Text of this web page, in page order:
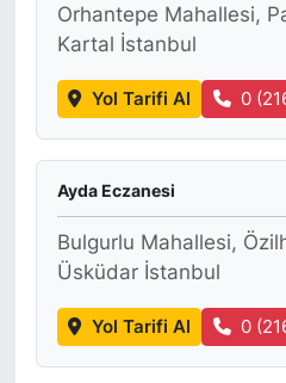
Orhantepe Mahallesi,
Kartal İstanbul
Yol Tarifi Al 0
Ayda Eczanesi
Bulgurlu Mahallesi,
Üsküdar İstanbul
Yol Tarifi Al 0